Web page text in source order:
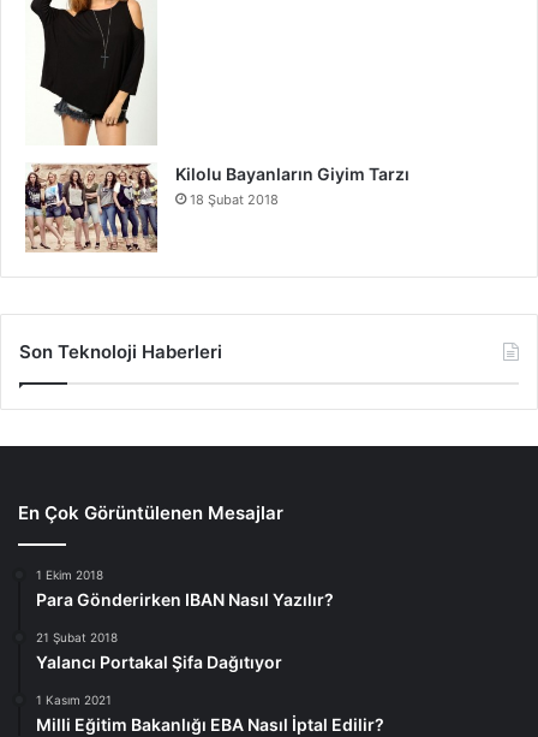
Kilolu Bayanların Giyim Tarzı
18 Şubat 2018
Son Teknoloji Haberleri
En Çok Görüntülenen Mesajlar
1 Ekim 2018
Para Gönderirken IBAN Nasıl Yazılır?
21 Şubat 2018
Yalancı Portakal Şifa Dağıtıyor
1 Kasım 2021
Milli Eğitim Bakanlığı EBA Nasıl İptal Edilir?